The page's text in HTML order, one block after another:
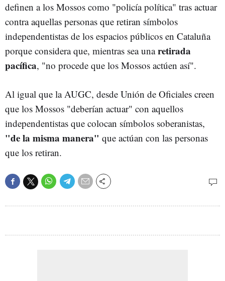
definen a los Mossos como "policía política" tras actuar
contra aquellas personas que retiran símbolos
independentistas de los espacios públicos en Cataluña
porque considera que, mientras sea unaretirada
pacífica, "no procede que los Mossos actúen así".
Al igual que la AUGC, desde Unión de Oficiales creen
que los Mossos "deberían actuar" con aquellos
independentistas que colocan símbolos soberanistas,
"de la misma manera" que actúan con las personas
que los retiran.